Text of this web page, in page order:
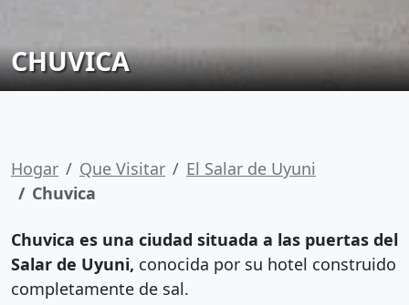
CHUVICA
Hogar Que Visitar
El Salar de Uyuni
Chuvica
Chuvica es una ciudad situada a las puertas del
Salar de Uyuni, conocida por su hotel construido
completamente de sal.